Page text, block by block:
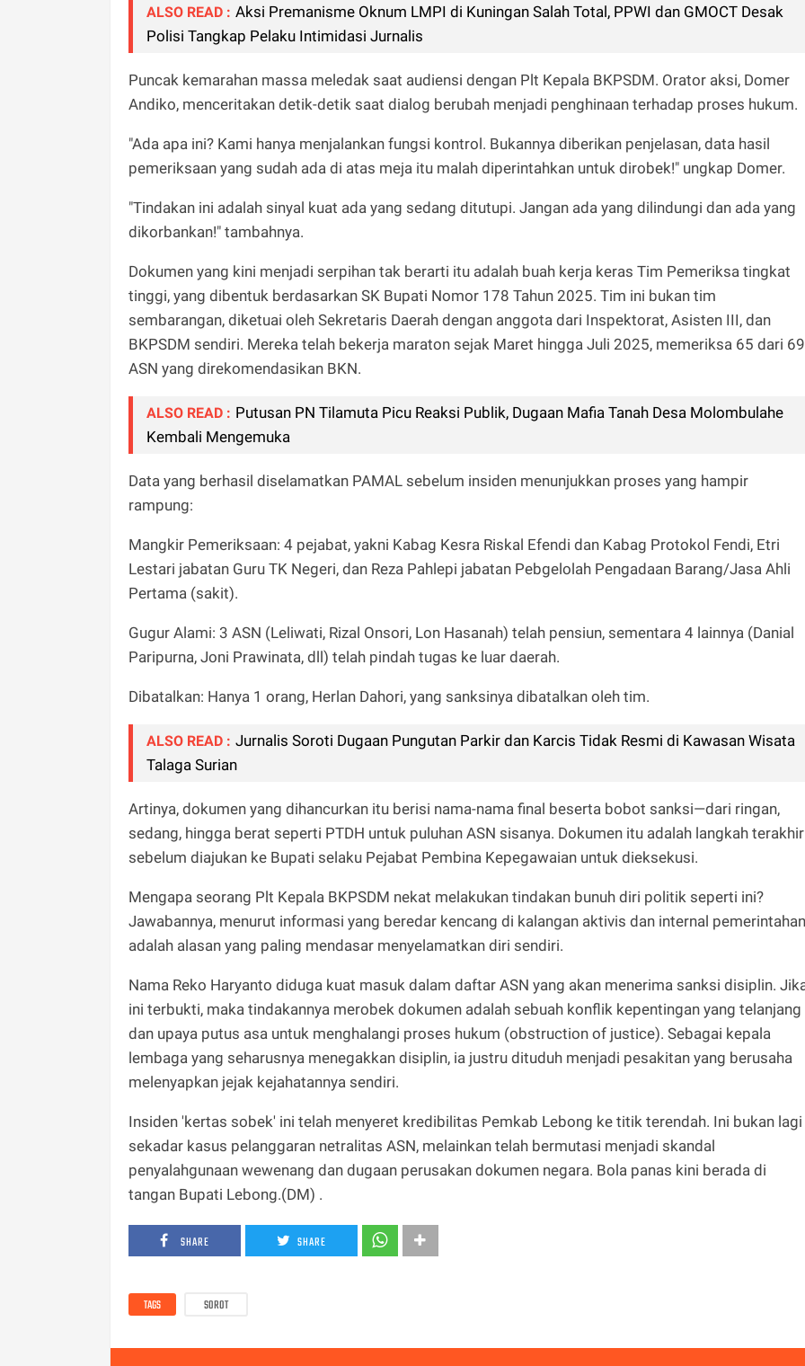
ALSO READ : Aksi Premanisme Oknum LMPI di Kuningan Salah Total, PPWI dan GMOCT Desak
Polisi Tangkap Pelaku Intimidasi Jurnalis
Puncak kemarahan massa meledak saat audiensi dengan Plt Kepala BKPSDM. Orator aksi, Domer
Andiko, menceritakan detik-detik saat dialog berubah menjadi penghinaan terhadap proses hukum.
"Ada apa ini? Kami hanya menjalankan fungsi kontrol. Bukannya diberikan penjelasan, data hasil
pemeriksaan yang sudah ada di atas meja itu malah diperintahkan untuk dirobek!" ungkap Domer.
"Tindakan ini adalah sinyal kuat ada yang sedang ditutupi. Jangan ada yang dilindungi dan ada yang
dikorbankan!" tambahnya.
Dokumen yang kini menjadi serpihan tak berarti itu adalah buah kerja keras Tim Pemeriksa tingkat
tinggi, yang dibentuk berdasarkan SK Bupati Nomor 178 Tahun 2025. Tim ini bukan tim
sembarangan, diketuai oleh Sekretaris Daerah dengan anggota dari Inspektorat, Asisten III, dan
BKPSDM sendiri. Mereka telah bekerja maraton sejak Maret hingga Juli 2025, memeriksa 65 dari 69
ASN yang direkomendasikan BKN.
ALSO READ : Putusan PN Tilamuta Picu Reaksi Publik, Dugaan Mafia Tanah Desa Molombulahe
Kembali Mengemuka
Data yang berhasil diselamatkan PAMAL sebelum insiden menunjukkan proses yang hampir
rampung:
Mangkir Pemeriksaan: 4 pejabat, yakni Kabag Kesra Riskal Efendi dan Kabag Protokol Fendi, Etri
Lestari jabatan Guru TK Negeri, dan Reza Pahlepi jabatan Pebgelolah Pengadaan Barang/Jasa Ahli
Pertama (sakit).
Gugur Alami: 3 ASN (Leliwati, Rizal Onsori, Lon Hasanah) telah pensiun, sementara 4 lainnya (Danial
Paripurna, Joni Prawinata, dll) telah pindah tugas ke luar daerah.
Dibatalkan: Hanya 1 orang, Herlan Dahori, yang sanksinya dibatalkan oleh tim.
ALSO READ : Jurnalis Soroti Dugaan Pungutan Parkir dan Karcis Tidak Resmi di Kawasan Wisata
Talaga Surian
Artinya, dokumen yang dihancurkan itu berisi nama-nama final beserta bobot sanksi—dari ringan,
sedang, hingga berat seperti PTDH untuk puluhan ASN sisanya. Dokumen itu adalah langkah terakhir
sebelum diajukan ke Bupati selaku Pejabat Pembina Kepegawaian untuk dieksekusi.
Mengapa seorang Plt Kepala BKPSDM nekat melakukan tindakan bunuh diri politik seperti ini?
Jawabannya, menurut informasi yang beredar kencang di kalangan aktivis dan internal
adalah alasan yang paling mendasar menyelamatkan diri sendiri.
Nama Reko Haryanto diduga kuat masuk dalam daftar ASN yang akan menerima sanksi disiplin.
ini terbukti, maka tindakannya merobek dokumen adalah sebuah konflik kepentingan yang telanjang
dan upaya putus asa untuk menghalangi proses hukum (obstruction of justice). Sebagai kepala
lembaga yang seharusnya menegakkan disiplin, ia justru dituduh menjadi pesakitan yang berusaha
melenyapkan jejak kejahatannya sendiri.
Insiden 'kertas sobek' ini telah menyeret kredibilitas Pemkab Lebong ke titik terendah. Ini bukan lagi
sekadar kasus pelanggaran netralitas ASN, melainkan telah bermutasi menjadi skandal
penyalahgunaan wewenang dan dugaan perusakan dokumen negara. Bola panas kini berada di
tangan Bupati Lebong.(DM) .
SHARE SHARE
TAGS SOROT